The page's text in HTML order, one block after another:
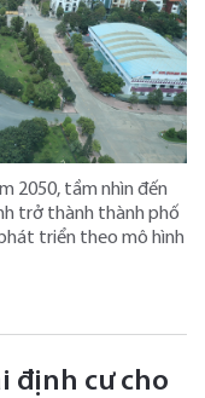
2050, tầm nhìn đến
trở thành thành phố
triển theo mô hình
định cư cho